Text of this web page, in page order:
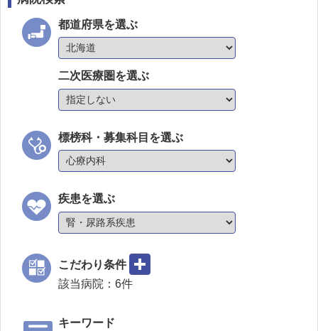
都道府県を選ぶ
二次医療圏を選ぶ
標榜科・募集科目を選ぶ
疾患を選ぶ
こだわり条件
該当病院： 6件
キーワード